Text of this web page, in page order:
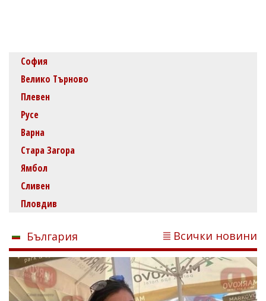
София
Велико Търново
Плевен
Русе
Варна
Стара Загора
Ямбол
Сливен
Пловдив
България Всички новини